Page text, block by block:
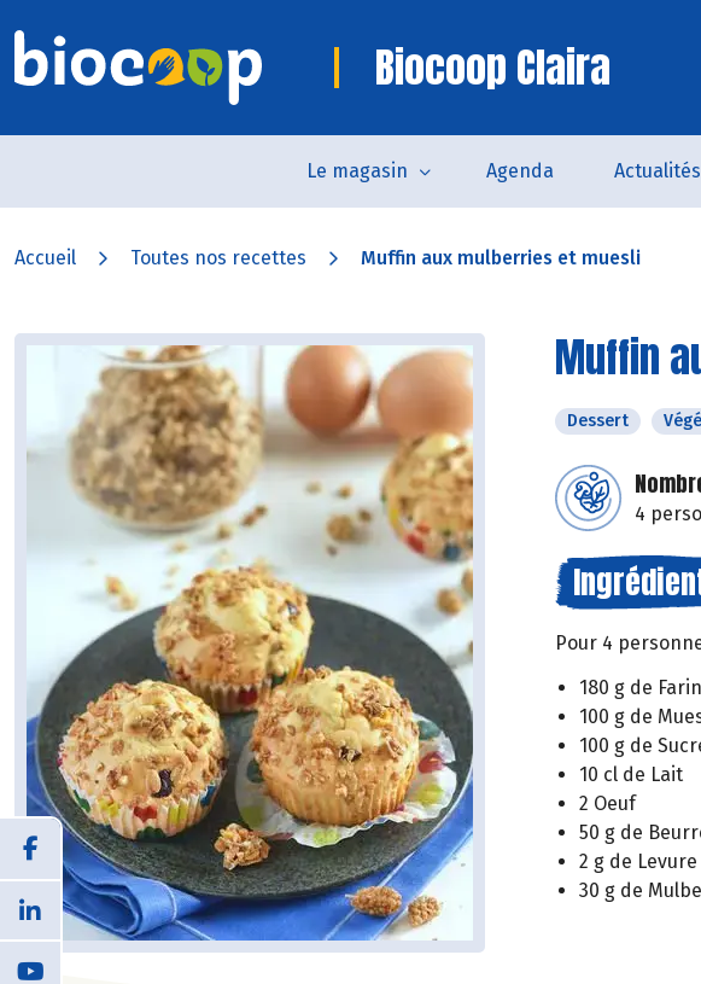
Biocoop Claira
Le magasin Agenda Actualités
Accueil Toutes nos recettes Muffin aux mulberries et muesli
Muffin
Dessert
4
Pour 4
180 g de
100 g de
100 g de
10 cl de Lait
2 Oeuf
50 g de
2 g de
30 g de